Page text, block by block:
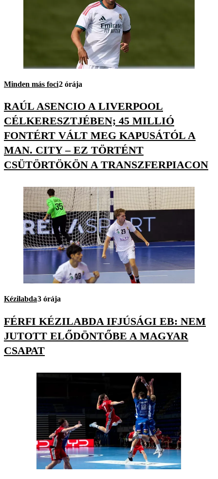
Minden más foci2 órája
RAÚL ASENCIO A LIVERPOOL
CÉLKERESZTJÉBEN; 45 MILLIÓ
FONTÉRT VÁLT MEG KAPUSÁTÓL A
MAN. CITY – EZ TÖRTÉNT
CSÜTÖRTÖKÖN A TRANSZFERPIACON
Kézilabda3 órája
FÉRFI KÉZILABDA IFJÚSÁGI EB: NEM
JUTOTT ELŐDÖNTŐBE A MAGYAR
CSAPAT